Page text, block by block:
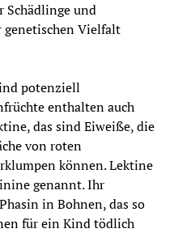
Schädlinge und
genetischen Vielfalt
potenziell
enthalten auch
das sind Eiweiße, die
von roten
können. Lektine
genannt. Ihr
in Bohnen, das so
für ein Kind tödlich